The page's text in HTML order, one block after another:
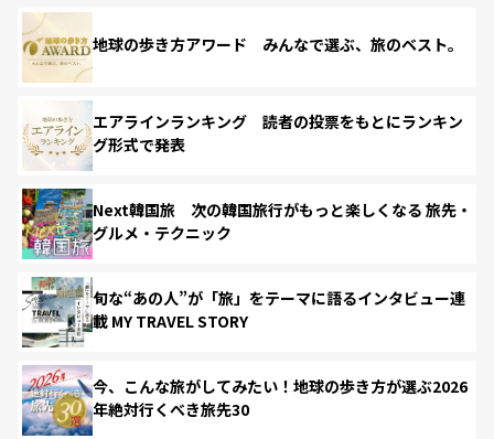
地球の歩き方アワード みんなで選ぶ、旅のベスト。
エアラインランキング 読者の投票をもとにランキン
グ形式で発表
Next韓国旅 次の韓国旅行がもっと楽しくなる 旅先・
グルメ・テクニック
旬な“あの人”が「旅」をテーマに語るインタビュー連
載 MY TRAVEL STORY
今、こんな旅がしてみたい！地球の歩き方が選ぶ2026
年絶対行くべき旅先30